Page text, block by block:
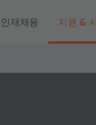
인재채용 지원 &